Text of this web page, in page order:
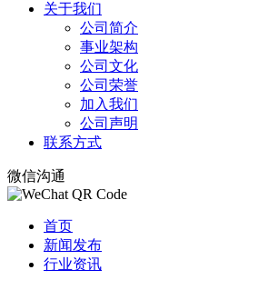
关于我们
公司简介
事业架构
公司文化
公司荣誉
加入我们
公司声明
联系方式
微信沟通
首页
新闻发布
行业资讯